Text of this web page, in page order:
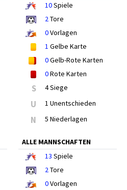
10Spiele
2Tore
0Vorlagen
1 Gelbe Karte
0Gelb-Rote Karten
0Rote Karten
S 4 Siege
U 1 Unentschieden
N 5 Niederlagen
ALLE MANNSCHAFTEN
13 Spiele
2Tore
0Vorlagen